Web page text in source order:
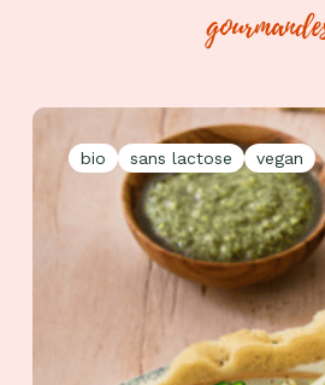
bio sans lactose vegan